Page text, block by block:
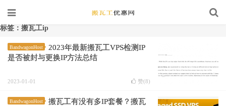
标签：搬瓦工ip
BandwagonHost
2023年最新搬瓦工VPS检测IP
是否被封与更换IP方法总结
2023-01-01 赞(8)
BandwagonHost
搬瓦工有没有多IP套餐？搬瓦